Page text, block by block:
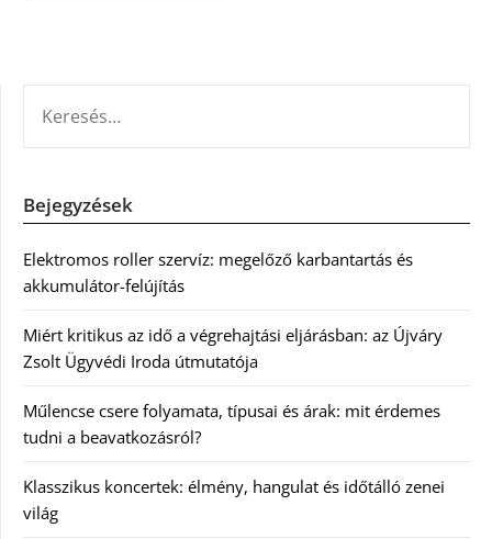
Bejegyzések
Elektromos roller szervíz: megelőző karbantartás és
akkumulátor-felújítás
Miért kritikus az idő a végrehajtási eljárásban: az Újváry
Zsolt Ügyvédi Iroda útmutatója
Műlencse csere folyamata, típusai és árak: mit érdemes
tudni a beavatkozásról?
Klasszikus koncertek: élmény, hangulat és időtálló zenei
világ